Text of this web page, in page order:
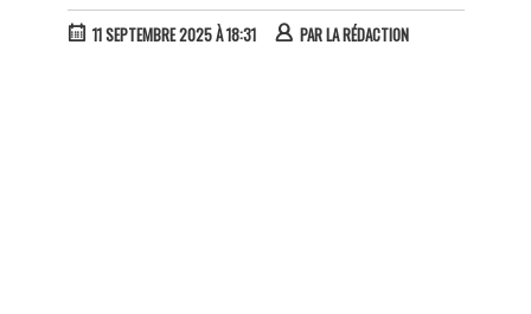
11 SEPTEMBRE 2025 À 18:31 PARLA RÉDACTION